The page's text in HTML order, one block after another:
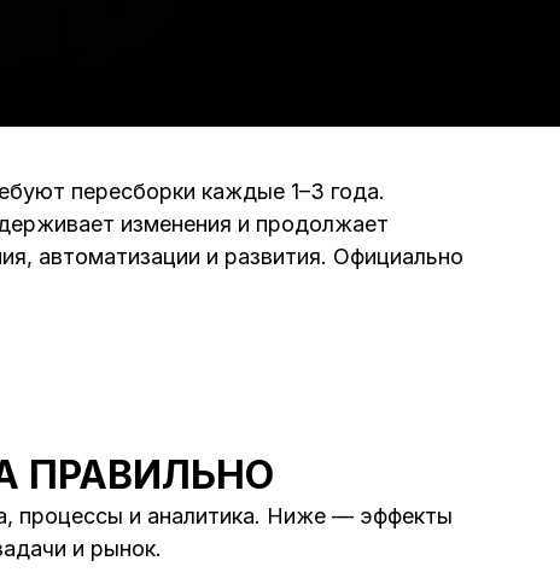
пересборки каждые 1–3 года.
изменения и продолжает
автоматизации и развития. Официально
ПРАВИЛЬНО
процессы и аналитика. Ниже — эффекты
и рынок.